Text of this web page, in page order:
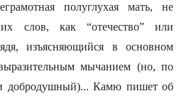
полуглухая мать, не
слов, как “отечество” или
изъясняющийся в основном
мычанием (но, по
добродушный)... Камю пишет об